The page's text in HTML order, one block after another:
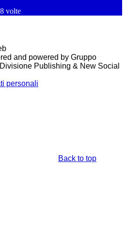
volte
and powered by Gruppo
Publishing & New Social
personali
Back to top